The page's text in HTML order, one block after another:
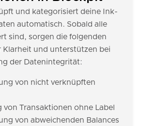
und kategorisiert deine Ink-
automatisch. Sobald alle
sind, sorgen die folgenden
Klarheit und unterstützen bei
der Datenintegrität:
von nicht verknüpften
von Transaktionen ohne Label
von abweichenden Balances